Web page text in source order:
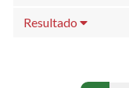
Resultado